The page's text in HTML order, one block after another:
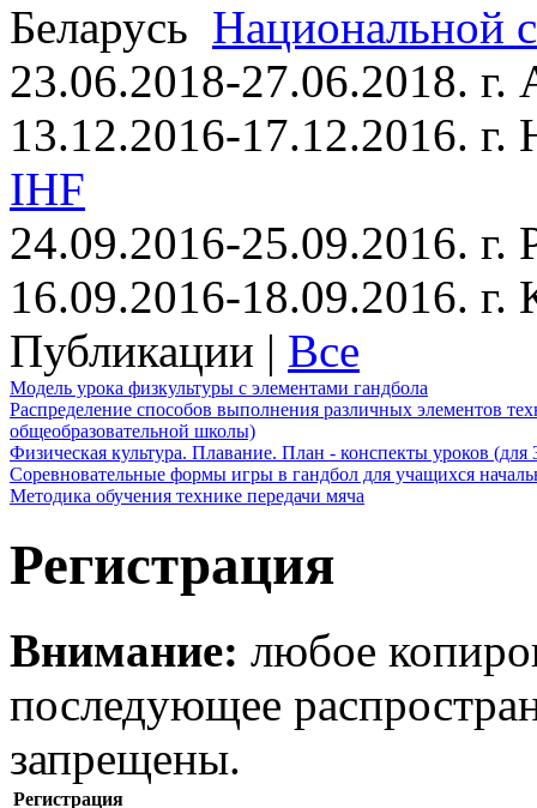
Беларусь Национальной
23.06.2018-27.06.2018.
13.12.2016-17.12.2016.
IHF
24.09.2016-25.09.2016. г.
16.09.2016-18.09.2016.
Публикации | Все
Модель урока физкультуры с элементами гандбола
Распределение способов выполнения различных элементов
общеобразовательной школы)
Физическая культура. Плавание. План - конспекты уроков (для
Соревновательные формы игры в гандбол для учащихся
Методика обучения технике передачи мяча
Регистрация
Внимание: любое
последующее
запрещены.
Регистрация